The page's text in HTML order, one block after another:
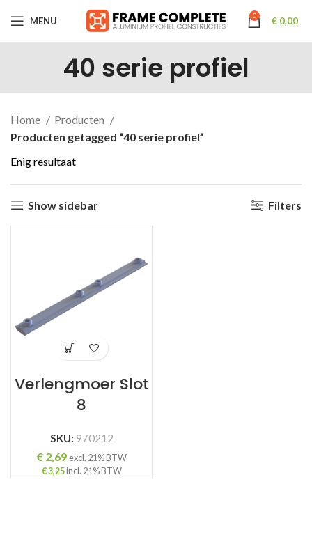
MENU 0 € 0,00
40 serie profiel
Home
Producten
Producten getagged “40 serie profiel”
Enig resultaat
Show sidebar Filters
Verlengmoer Slot
8
SKU: 970212
€2,69 excl. 21% BTW
€3,25incl. 21% BTW